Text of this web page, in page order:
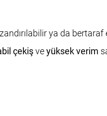
ya da bertaraf
çekişveyüksek verim